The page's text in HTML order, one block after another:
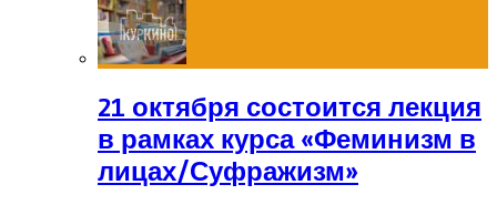
21 октября состоится лекция
в рамках курса «Феминизм в
лицах/Суфражизм»